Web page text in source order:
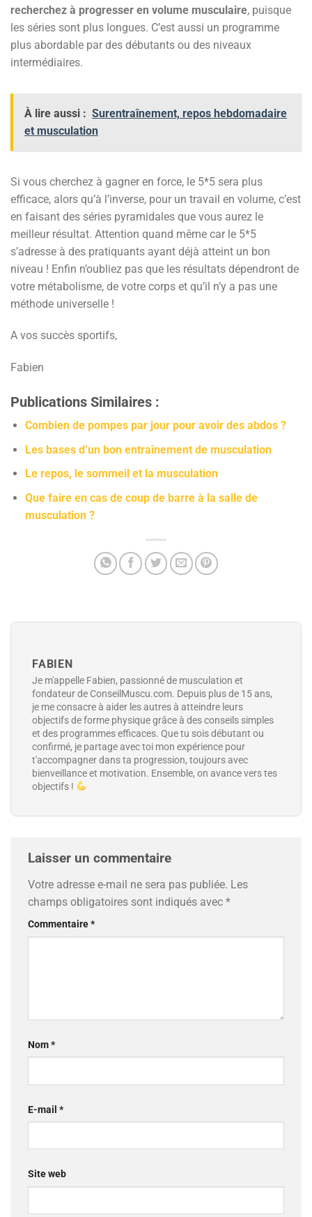
recherchez à progresser en volume musculaire, puisque
les séries sont plus longues. C’est aussi un programme
plus abordable par des débutants ou des niveaux
intermédiaires.
À lire aussi : Surentraînement, repos hebdomadaire
et musculation
Si vous cherchez à gagner en force, le 5*5 sera plus
efficace, alors qu’à l’inverse, pour un travail en volume, c’est
en faisant des séries pyramidales que vous aurez le
meilleur résultat. Attention quand même car le 5*5
s’adresse à des pratiquants ayant déjà atteint un bon
niveau ! Enfin n’oubliez pas que les résultats dépendront de
votre métabolisme, de votre corps et qu’il n’y a pas une
méthode universelle !
A vos succès sportifs,
Fabien
Publications Similaires :
Combien de pompes par jour pour avoir des abdos ?
Les bases d’un bon entraînement de musculation
Le repos, le sommeil et la musculation
Que faire en cas de coup de barre à la salle de
musculation ?
FABIEN
Je m'appelle Fabien, passionné de musculation et
fondateur de ConseilMuscu.com. Depuis plus de 15 ans,
je me consacre à aider les autres à atteindre leurs
objectifs de forme physique grâce à des conseils simples
et des programmes efficaces. Que tu sois débutant ou
confirmé, je partage avec toi mon expérience pour
t'accompagner dans ta progression, toujours avec
bienveillance et motivation. Ensemble, on avance vers tes
objectifs !
Laisser un commentaire
Votre adresse e-mail ne sera pas publiée. Les
champs obligatoires sont indiqués avec *
Commentaire*
Nom*
E-mail *
Site web